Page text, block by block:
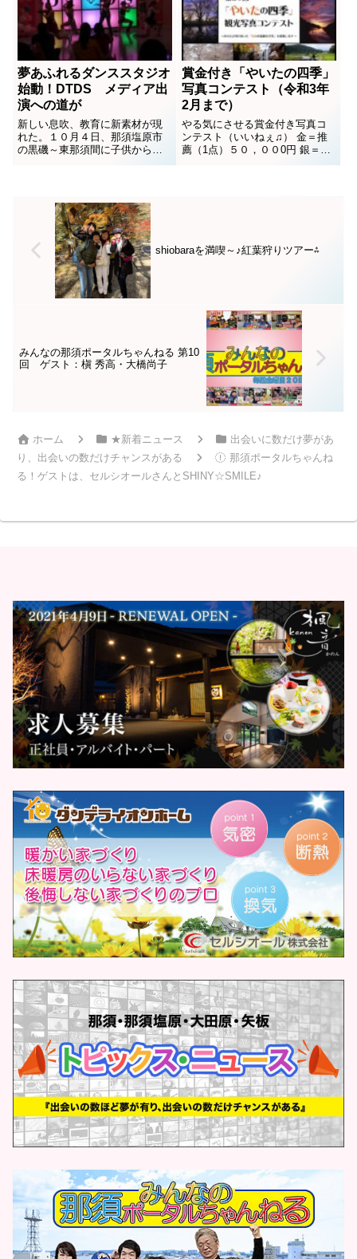
だと痛感。想像する躍動感が...
夢あふれるダンススタジオ
始動！DTDS メディア出
演への道が
新しい息吹、教育に新素材が現
れた。１０月４日、那須塩原市
の黒磯～東那須間に子供から大
視できる場所にある。勉強、特
に受験勉強でしか将来の道を見
いだせなかった子供たち。画一
的教育の問題点を指摘されなが
ら何...
賞金付き「やいたの四季」
写真コンテスト（令和3年
2月まで）
やる気にさせる賞金付き写真コ
ンテスト（いいねぇ♫） 金＝推
薦（1点）５０，００0円 銀＝特
薦（2点）２０，０００円 銅＝入
shiobaraを満喫～♪紅葉狩りツアー⁂
みんなの那須ポータルちゃんねる 第10
回 ゲスト：槇 秀高・大橋尚子
ホーム ★新着ニュース
出会いに数だけ夢があ
り、出会いの数だけチャンスがある
那須ポータルちゃんね
る！ゲストは、セルシオールさんとSHINY☆SMILE♪